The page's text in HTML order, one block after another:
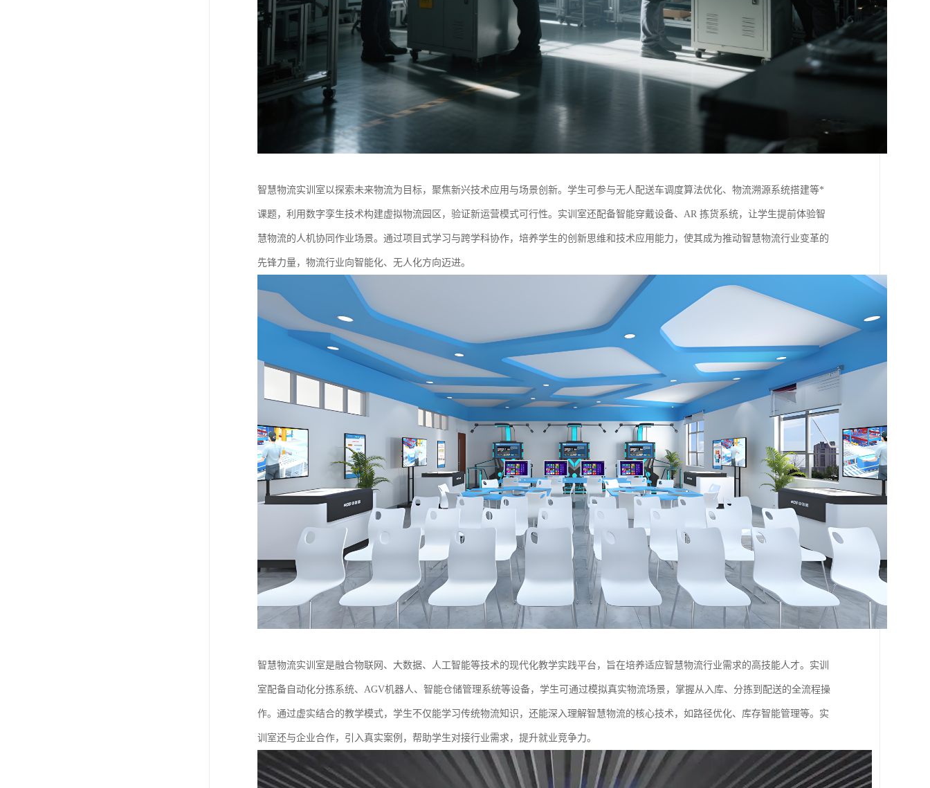
智慧物流实训室以探索未来物流为目标，聚焦新兴技术应用与场景创新。学生可参与无人配送车调度算法优化、物流溯源系统搭建等*
课题，利用数字孪生技术构建虚拟物流园区，验证新运营模式可行性。实训室还配备智能穿戴设备、AR 拣货系统，让学生提前体验智
慧物流的人机协同作业场景。通过项目式学习与跨学科协作，培养学生的创新思维和技术应用能力，使其成为推动智慧物流行业变革的
先锋力量，物流行业向智能化、无人化方向迈进。​
智慧物流实训室是融合物联网、大数据、人工智能等技术的现代化教学实践平台，旨在培养适应智慧物流行业需求的高技能人才。实训
室配备自动化分拣系统、AGV机器人、智能仓储管理系统等设备，学生可通过模拟真实物流场景，掌握从入库、分拣到配送的全流程操
作。通过虚实结合的教学模式，学生不仅能学习传统物流知识，还能深入理解智慧物流的核心技术，如路径优化、库存智能管理等。实
训室还与企业合作，引入真实案例，帮助学生对接行业需求，提升就业竞争力。